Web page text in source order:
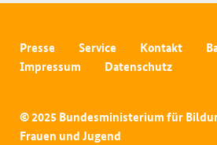
Presse Service Kontakt
Impressum
Datenschutz
© 2025 Bundesministerium für
Frauen und Jugend